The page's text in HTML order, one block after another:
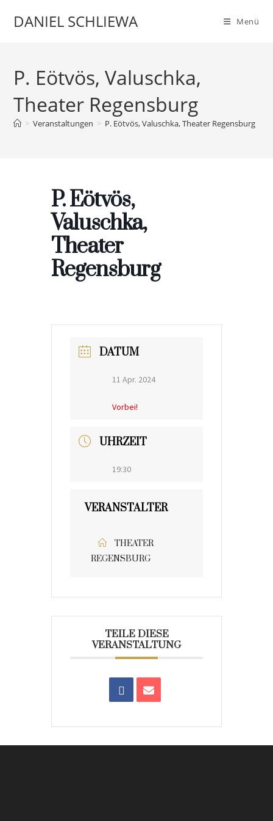
InhaltDANIEL SCHLIEWA Menü
P. Eötvös, Valuschka,
Theater Regensburg
> Veranstaltungen > P. Eötvös, Valuschka, Theater Regensburg
P. Eötvös,
Valuschka,
Theater
Regensburg
DATUM
11 Apr. 2024
Vorbei!
UHRZEIT
19:30
VERANSTALTER
THEATER
REGENSBURG
TEILE DIESE
VERANSTALTUNG